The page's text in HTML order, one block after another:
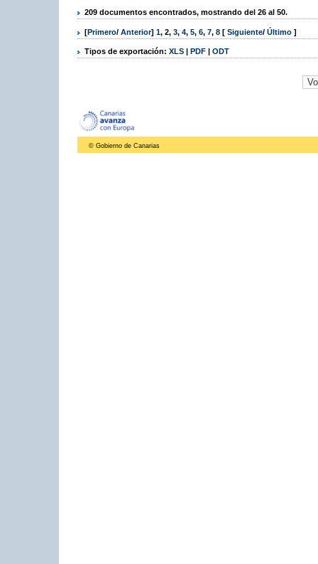
209 documentos encontrados, mostrando del 26 al 50.
[Primero/ Anterior] 1, 2, 3, 4, 5, 6, 7, 8 [ Siguiente/ Último ]
Tipos de exportación: XLS | PDF | ODT
© Gobierno de Canarias